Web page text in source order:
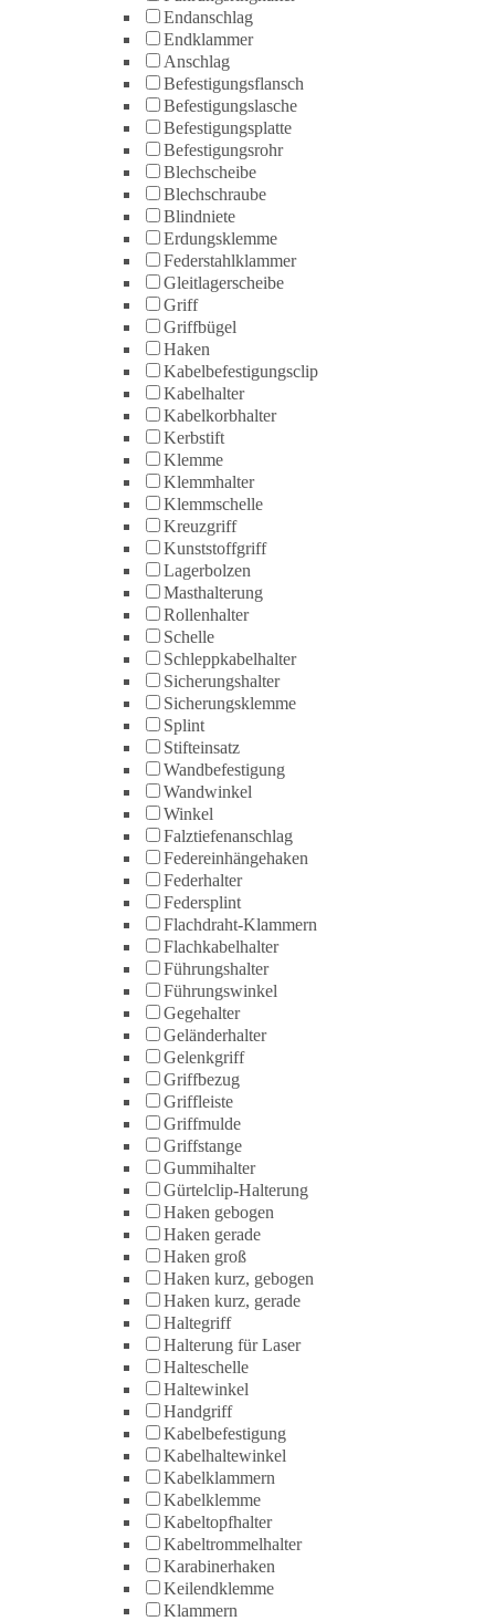
Endanschlag
Endklammer
Anschlag
Befestigungsflansch
Befestigungslasche
Befestigungsplatte
Befestigungsrohr
Blechscheibe
Blechschraube
Blindniete
Erdungsklemme
Federstahlklammer
Gleitlagerscheibe
Griff
Griffbügel
Haken
Kabelbefestigungsclip
Kabelhalter
Kabelkorbhalter
Kerbstift
Klemme
Klemmhalter
Klemmschelle
Kreuzgriff
Kunststoffgriff
Lagerbolzen
Masthalterung
Rollenhalter
Schelle
Schleppkabelhalter
Sicherungshalter
Sicherungsklemme
Splint
Stifteinsatz
Wandbefestigung
Wandwinkel
Winkel
Falztiefenanschlag
Federeinhängehaken
Federhalter
Federsplint
Flachdraht-Klammern
Flachkabelhalter
Führungshalter
Führungswinkel
Gegehalter
Geländerhalter
Gelenkgriff
Griffbezug
Griffleiste
Griffmulde
Griffstange
Gummihalter
Gürtelclip-Halterung
Haken gebogen
Haken gerade
Haken groß
Haken kurz, gebogen
Haken kurz, gerade
Haltegriff
Halterung für Laser
Halteschelle
Haltewinkel
Handgriff
Kabelbefestigung
Kabelhaltewinkel
Kabelklammern
Kabelklemme
Kabeltopfhalter
Kabeltrommelhalter
Karabinerhaken
Keilendklemme
Klammern